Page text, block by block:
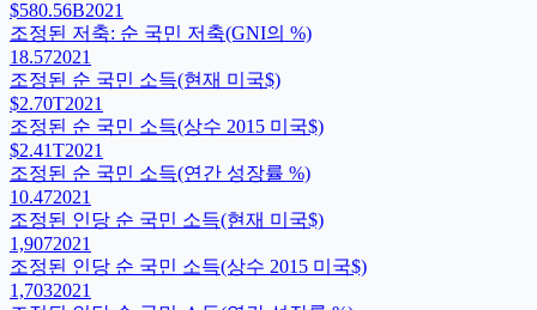
$580.56B2021
조정된 저축: 순 국민 저축(GNI의 %)
18.572021
조정된 순 국민 소득(현재 미국$)
$2.70T2021
조정된 순 국민 소득(상수 2015 미국$)
$2.41T2021
조정된 순 국민 소득(연간 성장률 %)
10.472021
조정된 인당 순 국민 소득(현재 미국$)
1,9072021
조정된 인당 순 국민 소득(상수 2015 미국$)
1,7032021